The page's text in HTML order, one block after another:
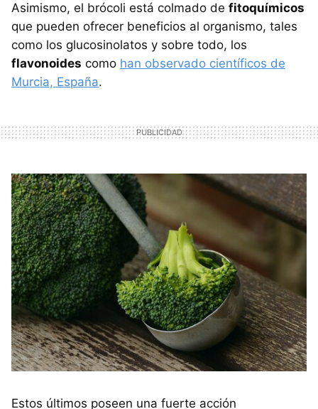
Asimismo, el brócoli está colmado de fitoquímicos
que pueden ofrecer beneficios al organismo, tales
como los glucosinolatos y sobre todo, los
flavonoides como han observado científicos de
Murcia, España.
Estos últimos poseen una fuerte acción